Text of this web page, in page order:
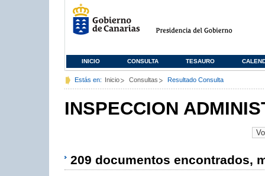
INICIO CONSULTA TESAURO
Estás en: Inicio Consultas Resultado Consulta
INSPECCION
209 documentos encontrados,